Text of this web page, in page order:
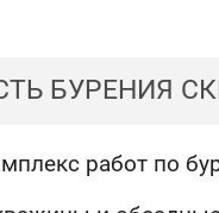
БУРЕНИЯ
работ по